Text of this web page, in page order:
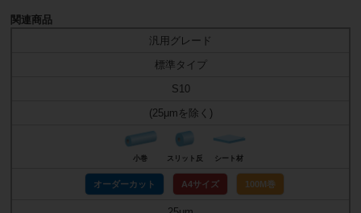
関連商品
汎用グレード
標準タイプ
S10
(25μmを除く)
小巻 スリット反 シート材
オーダーカット A4サイズ 100M巻